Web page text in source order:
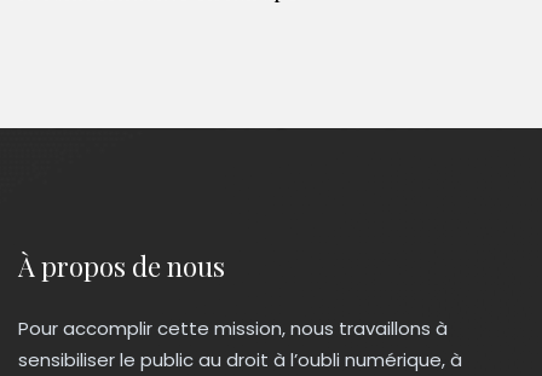
À propos de nous
Pour accomplir cette mission, nous travaillons à
sensibiliser le public au droit à l’oubli numérique, à